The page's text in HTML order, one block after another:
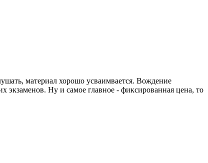
материал хорошо усваимвается. Вождение
экзаменов. Ну и самое главное - фиксированная цена, то